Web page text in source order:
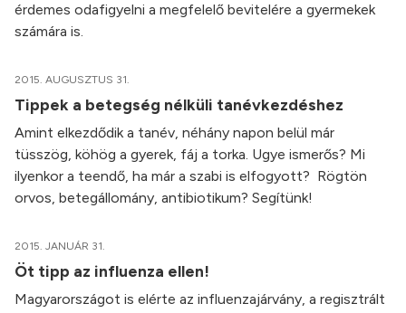
érdemes odafigyelni a megfelelő bevitelére a gyermekek
számára is.
2015. AUGUSZTUS 31.
Tippek a betegség nélküli tanévkezdéshez
Amint elkezdődik a tanév, néhány napon belül már
tüsszög, köhög a gyerek, fáj a torka. Ugye ismerős? Mi
ilyenkor a teendő, ha már a szabi is elfogyott? Rögtön
orvos, betegállomány, antibiotikum? Segítünk!
2015. JANUÁR 31.
Öt tipp az influenza ellen!
Magyarországot is elérte az influenzajárvány, a regisztrált